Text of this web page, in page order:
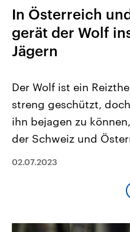
2026
Alle Informationen
Sachsen-Anhalt wählt am 6.
September 2026 einen neuen
Landtag. Seit 2021 wird das
CDU, SPD und FDP regiert.-
Wahlprogramme, aktuelle
und Hintergründe zu den
und Kandidaten der
Programm
In Österreich
gerät der Wolf
Jägern
Der Wolf ist ein
streng geschützt,
ihn bejagen zu
der Schweiz und
02.07.2023